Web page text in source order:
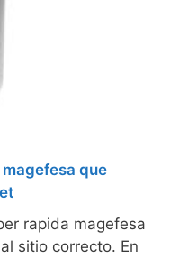
que
rapida magefesa
sitio correcto. En